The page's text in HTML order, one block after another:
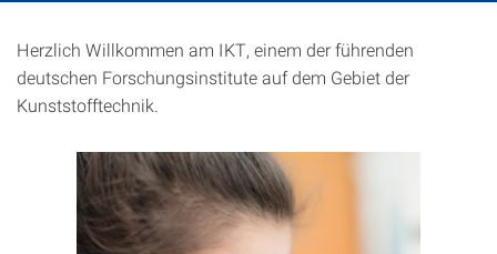
Herzlich Willkommen am IKT, einem der führenden
deutschen Forschungsinstitute auf dem Gebiet der
Kunststofftechnik.